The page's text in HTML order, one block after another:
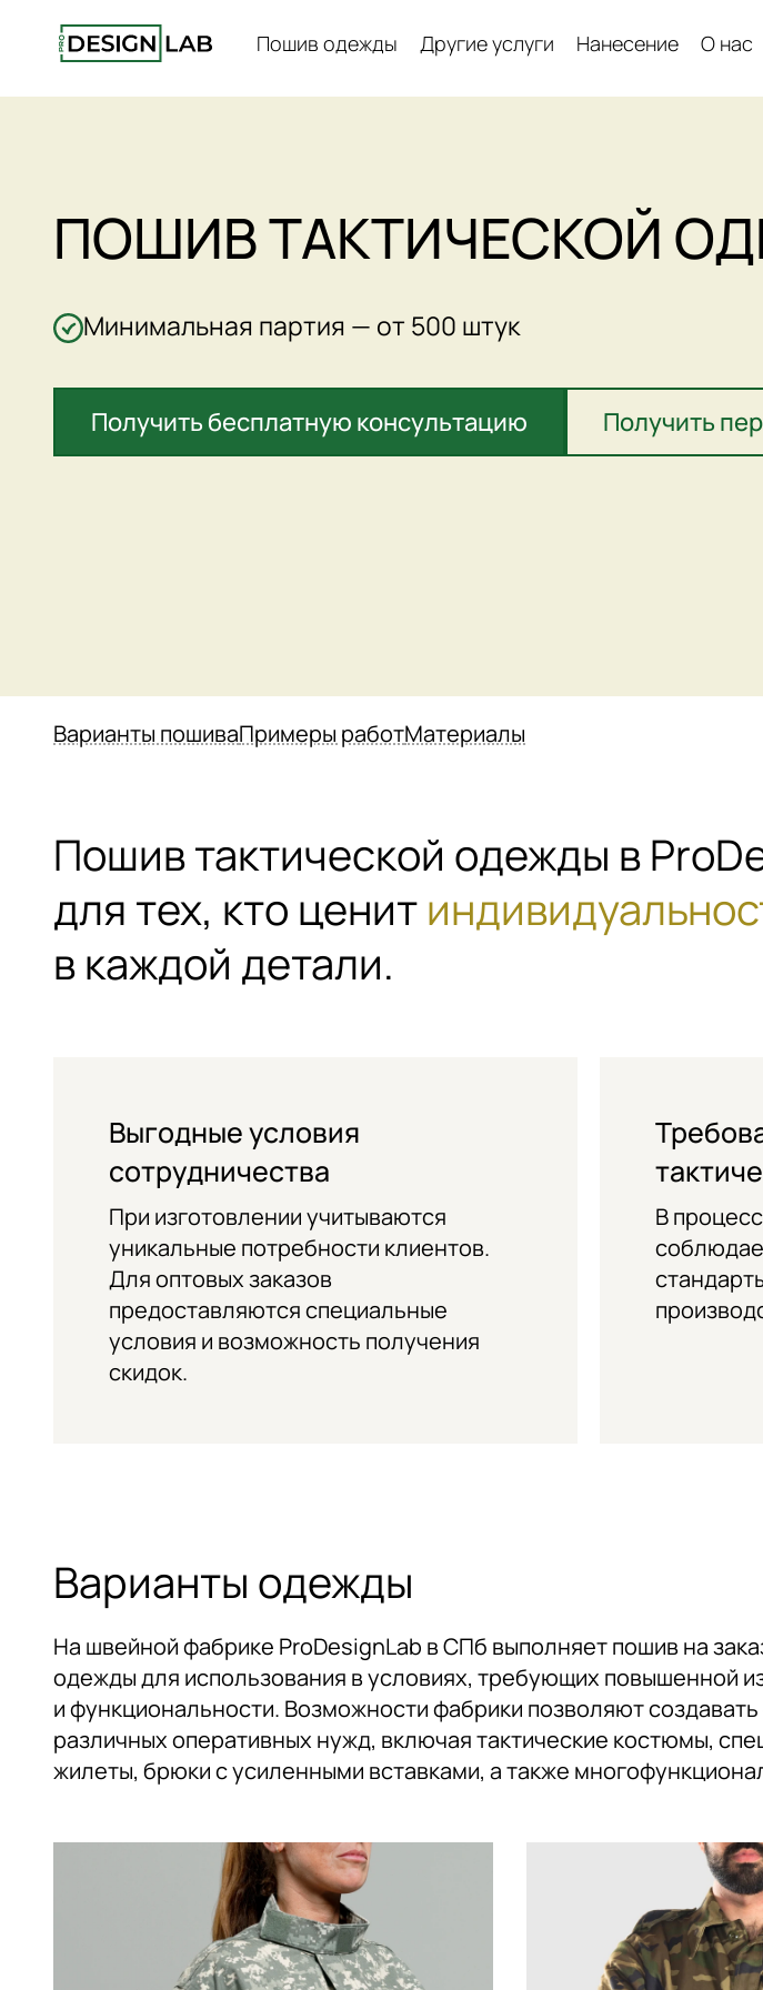
Пошив одежды Другие услуги Нанесение О нас
ПОШИВ ТАКТИЧЕСКОЙ
Минимальная партия — от 500 штук
Получить бесплатную консультацию Получить
Варианты пошиваПримеры работМатериалы
Пошив тактической одежды в
для тех, кто ценит
в каждой детали.
Выгодные условия
сотрудничества
При изготовлении учитываются
уникальные потребности клиентов.
Для оптовых заказов
предоставляются специальные
условия и возможность получения
скидок.
В
Варианты одежды
На швейной фабрике ProDesignLab в СПб выполняет пошив на
одежды для использования в условиях, требующих повышенной
и функциональности. Возможности фабрики позволяют
различных оперативных нужд, включая тактические костюмы,
жилеты, брюки с усиленными вставками, а также